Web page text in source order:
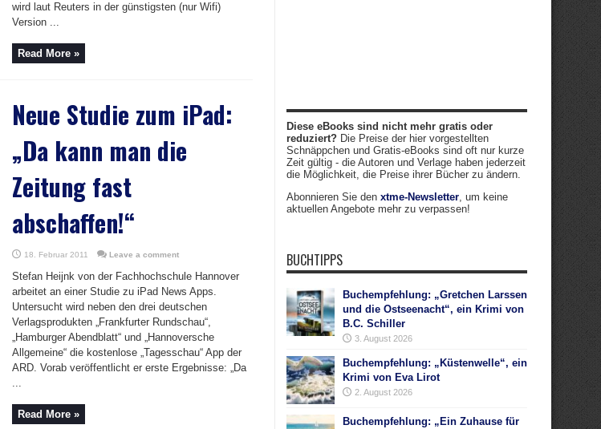
wird laut Reuters in der günstigsten (nur Wifi)
Version ...
Read More »
Neue Studie zum iPad:
„Da kann man die
Zeitung fast
abschaffen!“
18. Februar 2011 Leave a comment
Stefan Heijnk von der Fachhochschule Hannover
arbeitet an einer Studie zu iPad News Apps.
Untersucht wird neben den drei deutschen
Verlagsprodukten „Frankfurter Rundschau“,
„Hamburger Abendblatt“ und „Hannoversche
Allgemeine“ die kostenlose „Tagesschau“ App der
ARD. Vorab veröffentlicht er erste Ergebnisse: „Da
...
Read More »
Diese eBooks sind nicht mehr gratis oder
reduziert? Die Preise der hier vorgestellten
Schnäppchen und Gratis-eBooks sind oft nur kurze
Zeit gültig - die Autoren und Verlage haben jederzeit
die Möglichkeit, die Preise ihrer Bücher zu ändern.
Abonnieren Sie den xtme-Newsletter, um keine
aktuellen Angebote mehr zu verpassen!
BUCHTIPPS
Buchempfehlung: „Gretchen Larssen
und die Ostseenacht“, ein Krimi von
B.C. Schiller
3. August 2026
Buchempfehlung: „Küstenwelle“, ein
Krimi von Eva Lirot
2. August 2026
Buchempfehlung: „Ein Zuhause für